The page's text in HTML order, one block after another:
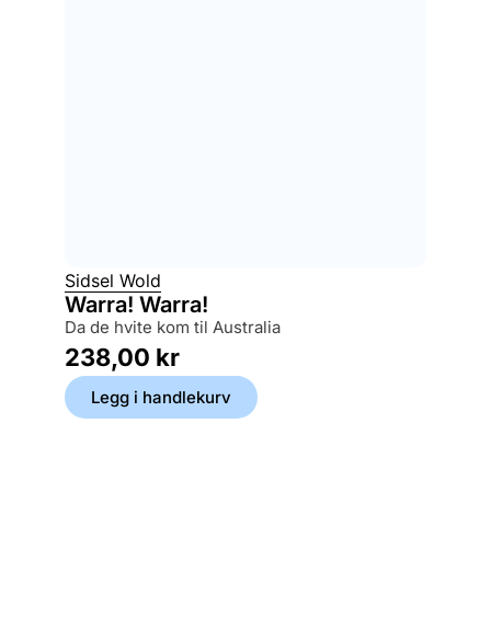
Sidsel Wold
Warra! Warra!
da de hvite kom til Australia
238,00 kr
Legg i handlekurv